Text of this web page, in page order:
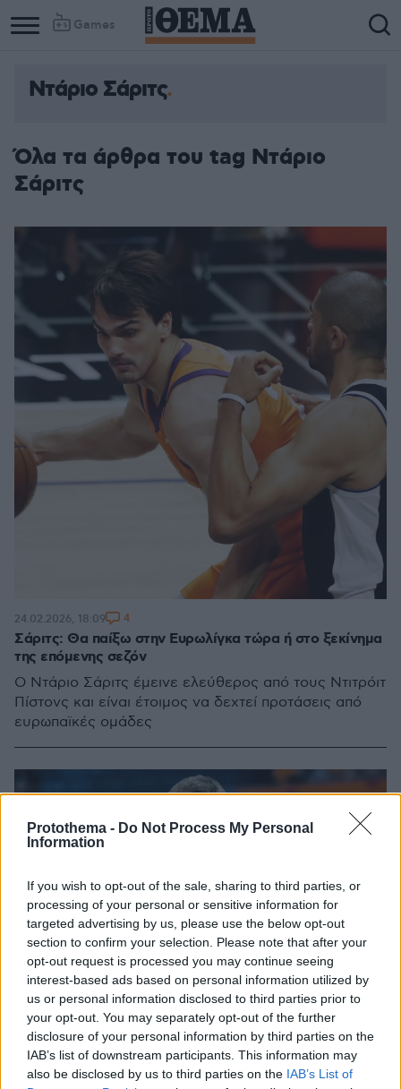
Protothema - Do Not Process My Personal
Information
If you wish to opt-out of the sale, sharing to third parties, or
processing of your personal or sensitive information for
targeted advertising by us, please use the below opt-out
section to confirm your selection. Please note that after your
opt-out request is processed you may continue seeing
interest-based ads based on personal information utilized by
us or personal information disclosed to third parties prior to
your opt-out. You may separately opt-out of the further
disclosure of your personal information by third parties on the
IAB’s list of downstream participants. This information may
also be disclosed by us to third parties on the IAB’s List of
Games
Ντάριο Σάριτς
Όλα τα άρθρα του tag Ντάριο
Σάριτς
Σάριτς: Θα παίξω στην Ευρωλίγκα τώρα ή στο ξεκίνημα
της επόμενης σεζόν
Ο Ντάριο Σάριτς έμεινε ελεύθερος από τους Ντιτρόιτ
Πίστονς και είναι έτοιμος να δεχτεί προτάσεις από
ευρωπαϊκές ομάδες
24.02.2026, 18:09 4